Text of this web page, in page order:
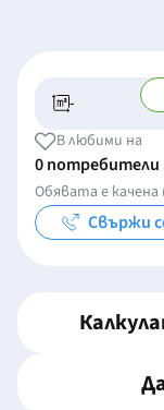
-
В любими на
0 потребители
Обявата е качена
Свържи